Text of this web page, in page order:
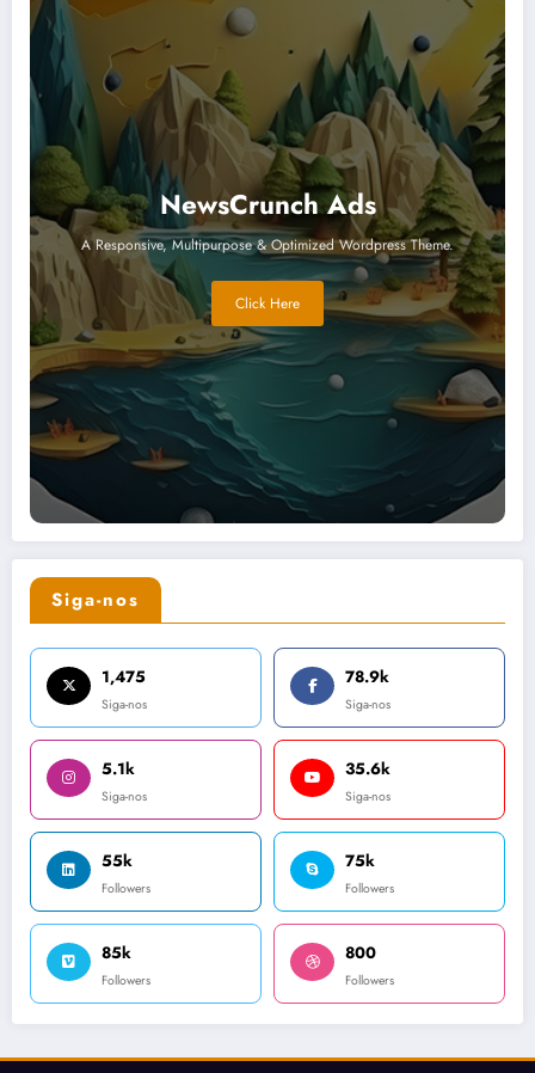
NewsCrunch Ads
A Responsive, Multipurpose & Optimized Wordpress Theme.
Click Here
Siga-nos
1,475
Siga-nos
78.9k
Siga-nos
5.1k
Siga-nos
35.6k
Siga-nos
55k
Followers
75k
Followers
85k
Followers
800
Followers